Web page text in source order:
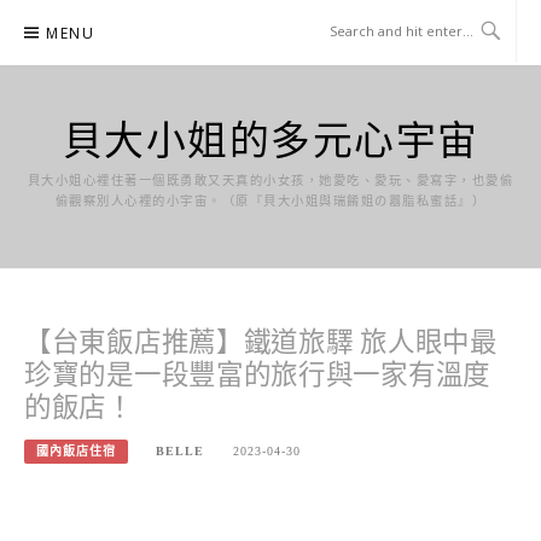
content
MENU
貝大小姐的多元心宇宙
貝大小姐心裡住著一個既勇敢又天真的小女孩，她愛吃、愛玩、愛寫字，也愛偷
偷觀察別人心裡的小宇宙。（原『貝大小姐與瑞餚姐の囂脂私蜜話』）
【台東飯店推薦】鐵道旅驛 旅人眼中最
珍寶的是一段豐富的旅行與一家有溫度
的飯店！
國內飯店住宿 BELLE 2023-04-30